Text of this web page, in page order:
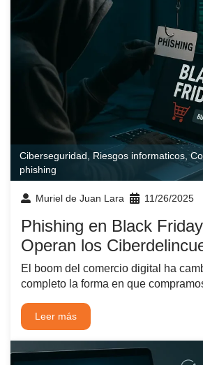
Ciberseguridad, Riesgos informaticos,
phishing
Muriel de Juan Lara 11/26/2025
Phishing en Black
Operan los
El boom del comercio digital ha
completo la forma en que
Leer más